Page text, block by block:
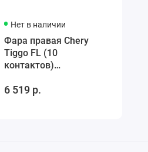
Нет в наличии
Фара правая Chery
Tiggo FL (10
контактов)
6 519 р.